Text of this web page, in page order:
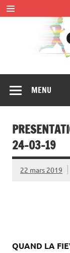
Skip
to
content
MENU
24-03-19
22 mars 2019
QUAND LA